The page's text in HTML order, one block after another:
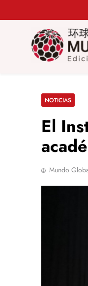
NOTICIAS
El
Mundo